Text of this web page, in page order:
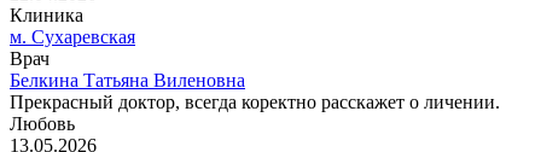
Клиника
м. Сухаревская
Врач
Белкина Татьяна Виленовна
Прекрасный доктор, всегда коректно расскажет о личении.
Любовь
13.05.2026